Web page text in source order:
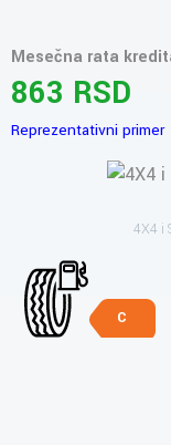
Mesečna rata
863 RSD
Reprezentativni primer
4X4 i
C